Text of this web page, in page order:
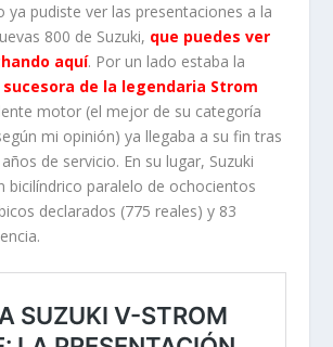
ya pudiste ver las presentaciones a la
800 de Suzuki, que puedes ver
aquí. Por un lado estaba la
sucesora de la legendaria Strom
motor (el mejor de su categoría
mi opinión) ya llegaba a su fin tras
de servicio. En su lugar, Suzuki
bicilíndrico paralelo de ochocientos
declarados (775 reales) y 83